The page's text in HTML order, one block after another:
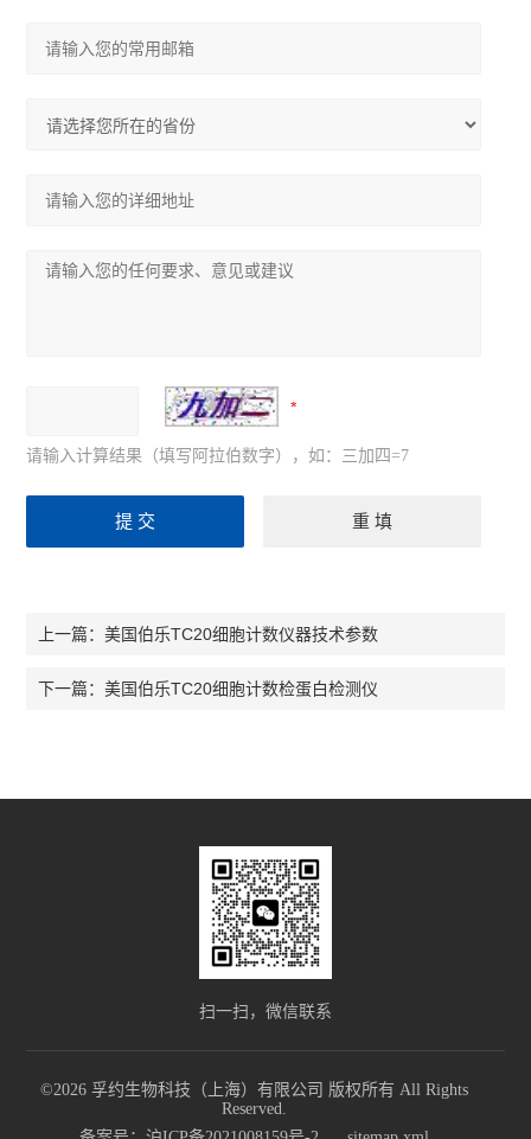
请输入计算结果（填写阿拉伯数字），如：三加四=7
上一篇：美国伯乐TC20细胞计数仪器技术参数
下一篇：美国伯乐TC20细胞计数检蛋白检测仪
扫一扫，微信联系
©2026 孚约生物科技（上海）有限公司 版权所有 All Rights
Reserved.